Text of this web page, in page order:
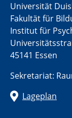
Universität
Fakultät für
Institut für
45141 Essen
Sekretariat:
Lageplan